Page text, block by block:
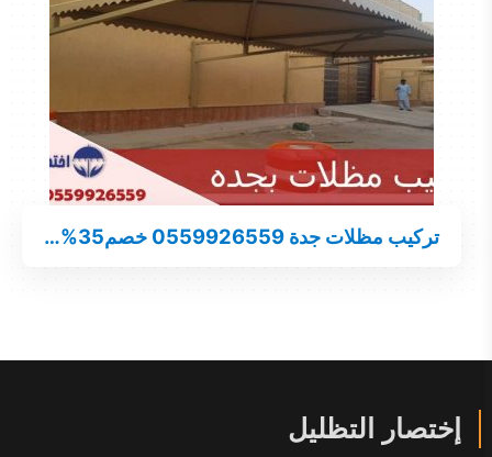
تركيب مظلات جدة 0559926559 خصم35%…
إختصار التظليل